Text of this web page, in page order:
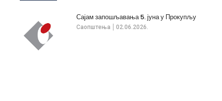
Саопштења 02.06.2026.
Сајам запошљавања 5. јуна у Прокупљу